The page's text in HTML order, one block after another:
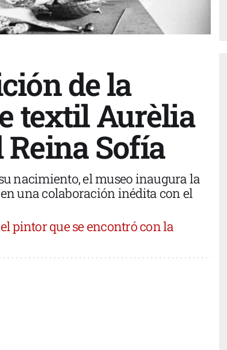
de la
textil Aurèlia
Sofía
nacimiento, el museo inaugura la
una colaboración inédita con el
pintor que se encontró con la